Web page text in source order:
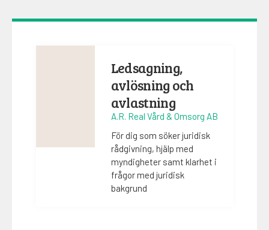
Ledsagning,
avlösning och
avlastning
A.R. Real Vård & Omsorg AB
För dig som söker juridisk
rådgivning, hjälp med
myndigheter samt klarhet i
frågor med juridisk
bakgrund